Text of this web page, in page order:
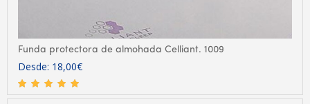
Funda protectora de almohada Celliant. 1009
Desde: 18,00€